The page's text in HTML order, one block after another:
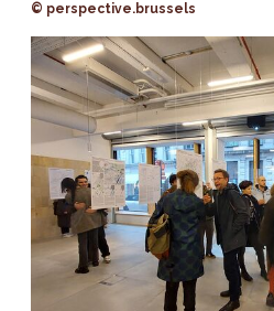
© perspective.brussels